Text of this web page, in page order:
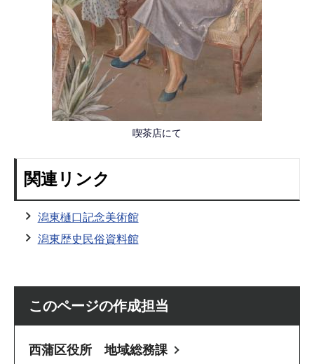
喫茶店にて
関連リンク
潟東樋口記念美術館
潟東歴史民俗資料館
このページの作成担当
西蒲区役所 地域総務課